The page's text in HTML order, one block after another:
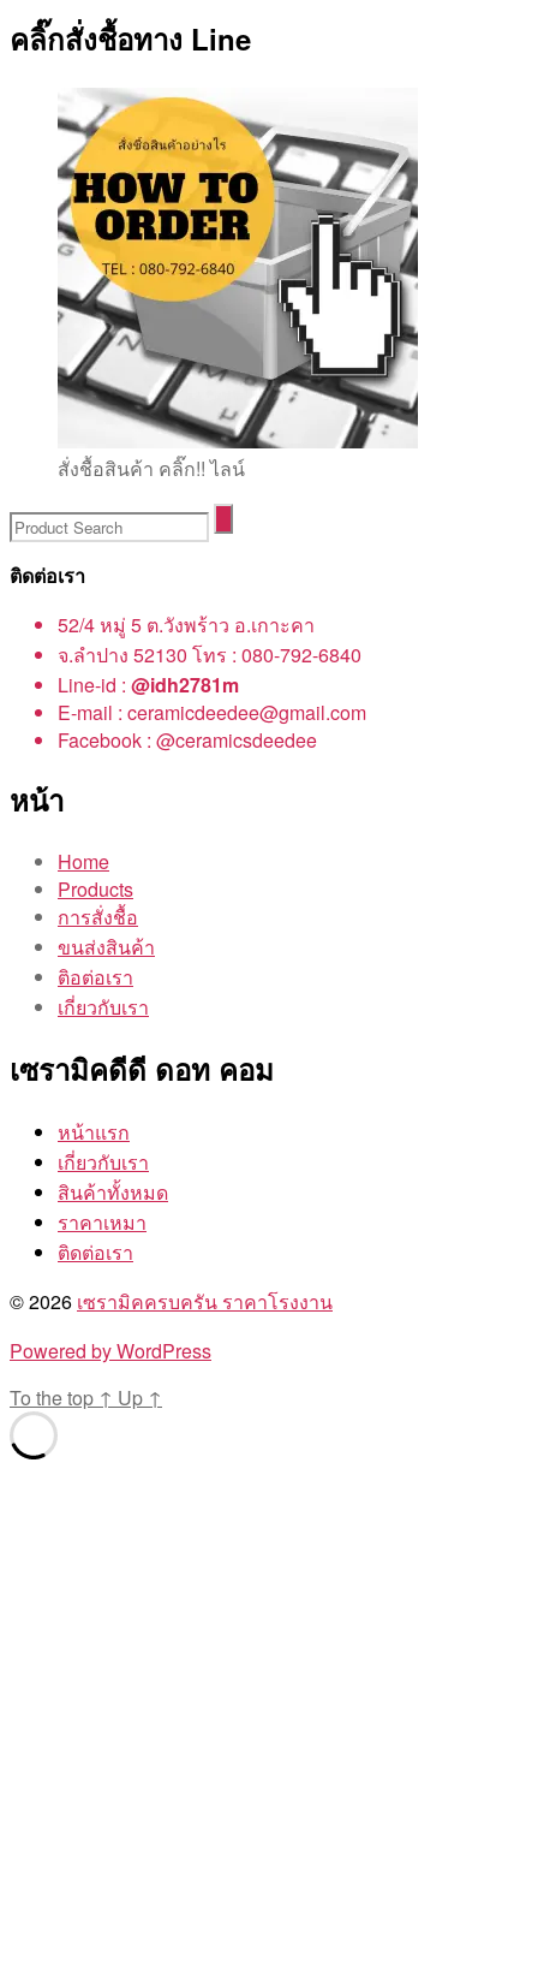
คลิ๊กสั่งชื้อทาง Line
สั่งชื้อสินค้า คลิ๊ก!! ไลน์
ติดต่อเรา
52/4 หมู่ 5 ต.วังพร้าว อ.เกาะคา
จ.ลำปาง 52130 โทร : 080-792-6840
Line-id : @idh2781m
E-mail : ceramicdeedee@gmail.com
Facebook : @ceramicsdeedee
หน้า
Home
Products
การสั่งชื้อ
ขนส่งสินค้า
ติอต่อเรา
เกี่ยวกับเรา
เซรามิคดีดี ดอท คอม
หน้าแรก
เกี่ยวกับเรา
สินค้าทั้งหมด
ราคาเหมา
ติดต่อเรา
© 2026 เซรามิคครบครัน ราคาโรงงาน
Powered by WordPress
To the top ↑ Up ↑